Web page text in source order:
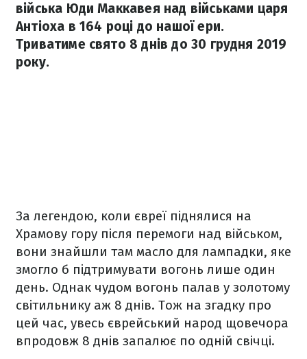
війська Юди Маккавея над військами царя
Антіоха в 164 році до нашої ери.
Триватиме свято 8 днів до 30 грудня 2019
року.
За легендою, коли євреї піднялися на
Храмову гору після перемоги над військом,
вони знайшли там масло для лампадки, яке
змогло б підтримувати вогонь лише один
день. Однак чудом вогонь палав у золотому
світильнику аж 8 днів. Тож на згадку про
цей час, увесь єврейський народ щовечора
впродовж 8 днів запалює по одній свічці.